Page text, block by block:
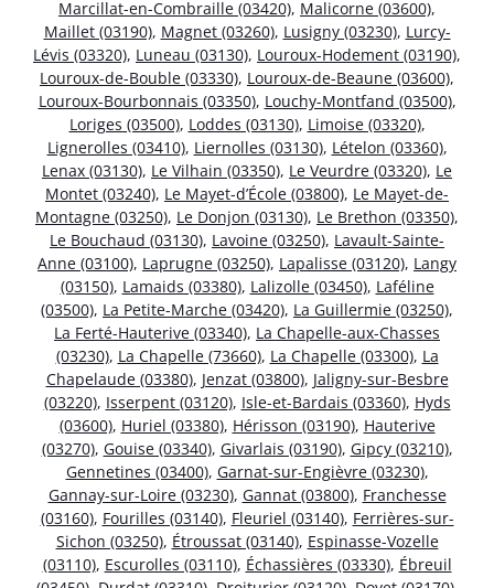
Marcillat-en-Combraille (03420), Malicorne (03600),
Maillet (03190), Magnet (03260), Lusigny (03230), Lurcy-
Lévis (03320), Luneau (03130), Louroux-Hodement (03190),
Louroux-de-Bouble (03330), Louroux-de-Beaune (03600),
Louroux-Bourbonnais (03350), Louchy-Montfand (03500),
Loriges (03500), Loddes (03130), Limoise (03320),
Lignerolles (03410), Liernolles (03130), Lételon (03360),
Lenax (03130), Le Vilhain (03350), Le Veurdre (03320), Le
Montet (03240), Le Mayet-d’École (03800), Le Mayet-de-
Montagne (03250), Le Donjon (03130), Le Brethon (03350),
Le Bouchaud (03130), Lavoine (03250), Lavault-Sainte-
Anne (03100), Laprugne (03250), Lapalisse (03120), Langy
(03150), Lamaids (03380), Lalizolle (03450), Laféline
(03500), La Petite-Marche (03420), La Guillermie (03250),
La Ferté-Hauterive (03340), La Chapelle-aux-Chasses
(03230), La Chapelle (73660), La Chapelle (03300), La
Chapelaude (03380), Jenzat (03800), Jaligny-sur-Besbre
(03220), Isserpent (03120), Isle-et-Bardais (03360), Hyds
(03600), Huriel (03380), Hérisson (03190), Hauterive
(03270), Gouise (03340), Givarlais (03190), Gipcy (03210),
Gennetines (03400), Garnat-sur-Engièvre (03230),
Gannay-sur-Loire (03230), Gannat (03800), Franchesse
(03160), Fourilles (03140), Fleuriel (03140), Ferrières-sur-
Sichon (03250), Étroussat (03140), Espinasse-Vozelle
(03110), Escurolles (03110), Échassières (03330), Ébreuil